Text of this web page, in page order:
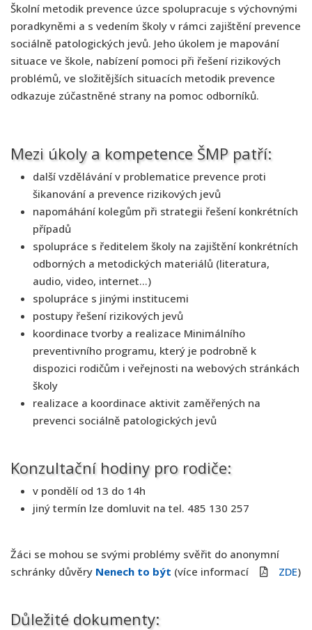
Školní metodik prevence úzce spolupracuje s výchovnými
poradkyněmi a s vedením školy v rámci zajištění prevence
sociálně patologických jevů. Jeho úkolem je mapování
situace ve škole, nabízení pomoci při řešení rizikových
problémů, ve složitějších situacích metodik prevence
odkazuje zúčastněné strany na pomoc odborníků.
Mezi úkoly a kompetence ŠMP patří:
další vzdělávání v problematice prevence proti
šikanování a prevence rizikových jevů
napomáhání kolegům při strategii řešení konkrétních
případů
spolupráce s ředitelem školy na zajištění konkrétních
odborných a metodických materiálů (literatura,
audio, video, internet…)
spolupráce s jinými institucemi
postupy řešení rizikových jevů
koordinace tvorby a realizace Minimálního
preventivního programu, který je podrobně k
dispozici rodičům i veřejnosti na webových stránkách
školy
realizace a koordinace aktivit zaměřených na
prevenci sociálně patologických jevů
Konzultační hodiny pro rodiče:
v pondělí od 13 do 14h
jiný termín lze domluvit na tel. 485 130 257
Žáci se mohou se svými problémy svěřit do anonymní
schránky důvěry Nenech to být (více informací ZDE)
Důležité dokumenty: